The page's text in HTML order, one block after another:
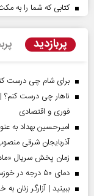
کتابی که شما را به
پربازدید
برای شام چی درست کنم؟ | ۲۵ ایده خوشمزه، ساده و فوری
فوری و اقتصادی
امیرحسین بهداد به
آذربایجان شرقی
زمان پخش سریال
دمای ۵۰ درجه در خوزستان | احتمال بارش‌های سیل‌آسا در ۳ استان
ببینید | آزارگر زنان